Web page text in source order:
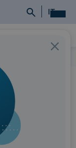
IT